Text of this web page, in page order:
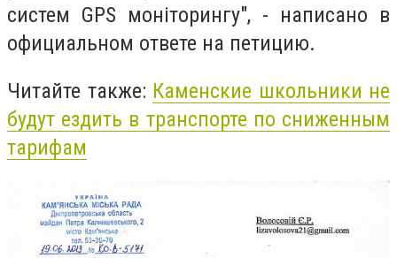
систем GPS моніторингу", - написано в
официальном ответе на петицию.
Читайте также: Каменские школьники не
будут ездить в транспорте по сниженным
тарифам